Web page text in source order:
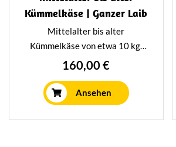
Kümmelkäse | Ganzer Laib
Mittelalter bis alter
Kümmelkäse von etwa 10 kg.
Mindestens 26 Wochen lang in
auf traditionelle Weise gereift.
Dadurch bekommt dieser Käse
einen köstlich würzigen und
160,00 €
Ansehen